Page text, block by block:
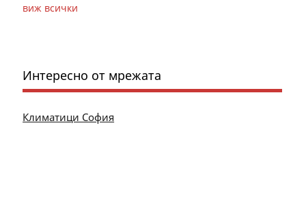
виж всички
Интересно от мрежата
Климатици София